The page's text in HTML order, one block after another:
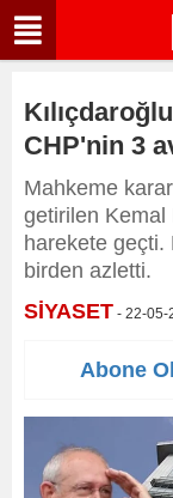
CHP'nin 3
Mahkeme
getirilen Kemal
harekete geçti.
birden azletti.
SİYASET - 22-05-
Abone Ol